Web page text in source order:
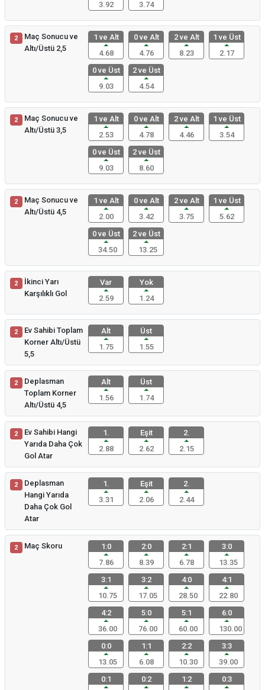
3.92 3.74
2
Maç Sonucu ve
Altı/Üstü 2,5
1 ve Alt
4.68
0 ve Alt
4.76
2 ve Alt
8.23
1 ve Üst
2.17
0 ve Üst
9.03
2 ve Üst
4.54
2
Maç Sonucu ve
Altı/Üstü 3,5
1 ve Alt
2.53
0 ve Alt
4.78
2 ve Alt
4.46
1 ve Üst
3.54
0 ve Üst
9.03
2 ve Üst
8.60
2
Maç Sonucu ve
Altı/Üstü 4,5
1 ve Alt
2.00
0 ve Alt
3.42
2 ve Alt
3.75
1 ve Üst
5.62
0 ve Üst
34.50
2 ve Üst
13.25
2
İkinci Yarı
Karşılıklı Gol
Var
2.59
Yok
1.24
2
Ev Sahibi Toplam
Korner Altı/Üstü
5,5
Alt
1.75
Üst
1.55
2
Deplasman
Toplam Korner
Altı/Üstü 4,5
Alt
1.56
Üst
1.74
2
Ev Sahibi Hangi
Yarıda Daha Çok
Gol Atar
1.
2.88
Eşit
2.62
2.
2.15
2
Deplasman
Hangi Yarıda
Daha Çok Gol
Atar
1.
3.31
Eşit
2.06
2.
2.44
2 Maç Skoru
1:0
7.86
2:0
8.39
2:1
6.78
3:0
13.35
3:1
10.75
3:2
17.05
4:0
28.50
4:1
22.80
4:2
36.00
5:0
76.00
5:1
60.00
6:0
130.00
0:0
13.05
1:1
6.08
2:2
10.30
3:3
39.00
0:1
0:2
1:2
0:3